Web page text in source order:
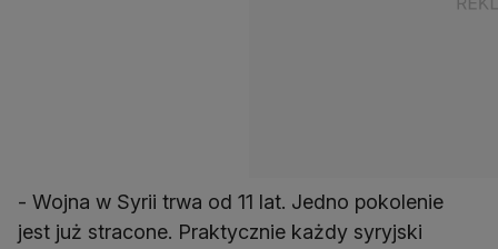
- Wojna w Syrii trwa od 11 lat. Jedno pokolenie
jest już stracone. Praktycznie każdy syryjski